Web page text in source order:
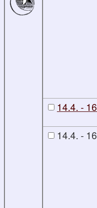
14.4. -
14.4. -